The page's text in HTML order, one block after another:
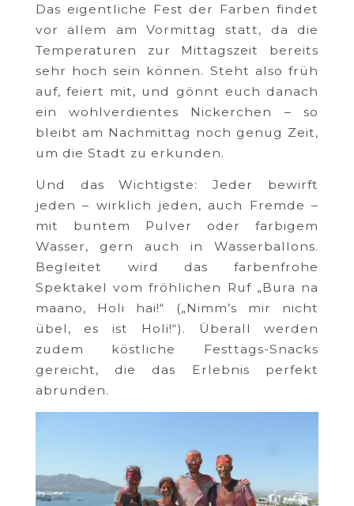
Das eigentliche Fest der Farben findet
vor allem am Vormittag statt, da die
Temperaturen zur Mittagszeit bereits
sehr hoch sein können. Steht also früh
auf, feiert mit, und gönnt euch danach
ein wohlverdientes Nickerchen – so
bleibt am Nachmittag noch genug Zeit,
um die Stadt zu erkunden.
Und das Wichtigste: Jeder bewirft
jeden – wirklich jeden, auch Fremde –
mit buntem Pulver oder farbigem
Wasser, gern auch in Wasserballons.
Begleitet wird das farbenfrohe
Spektakel vom fröhlichen Ruf „Bura na
maano, Holi hai!“ („Nimm’s mir nicht
übel, es ist Holi!“). Überall werden
zudem köstliche Festtags-Snacks
gereicht, die das Erlebnis perfekt
abrunden.